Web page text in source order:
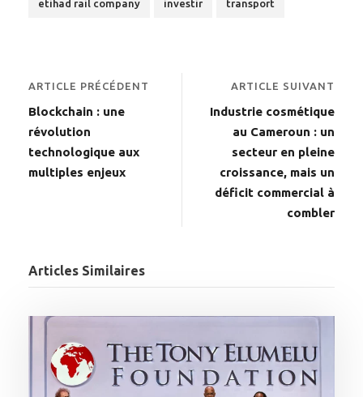
etihad rail company investir transport
ARTICLE PRÉCÉDENT
Blockchain : une
révolution
technologique aux
multiples enjeux
ARTICLE SUIVANT
Industrie cosmétique
au Cameroun : un
secteur en pleine
croissance, mais un
déficit commercial à
combler
Articles Similaires